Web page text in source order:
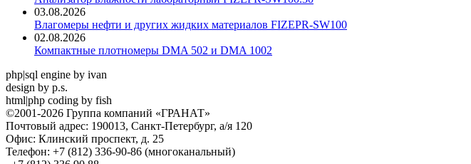
03.08.2026
Влагомеры нефти и других жидких материалов FIZEPR-SW100
02.08.2026
Компактные плотномеры DMA 502 и DMA 1002
php|sql engine by ivan
design by p.s.
html|php coding by fish
©2001-2026 Группа компаний «ГРАНАТ»
Почтовый адрес: 190013, Санкт-Петербург, а/я 120
Офис: Клинский проспект, д. 25
Телефон: +7 (812) 336-90-86 (многоканальный)